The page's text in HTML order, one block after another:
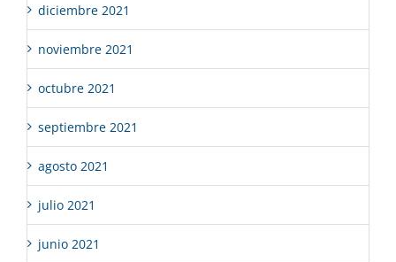
diciembre 2021
noviembre 2021
octubre 2021
septiembre 2021
agosto 2021
julio 2021
junio 2021